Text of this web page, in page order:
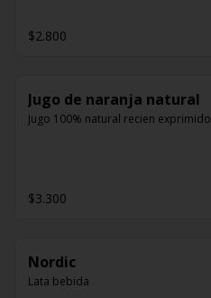
$2.800
Jugo de naranja natural
Jugo 100% natural recien exprimido
$3.300
Nordic
Lata bebida